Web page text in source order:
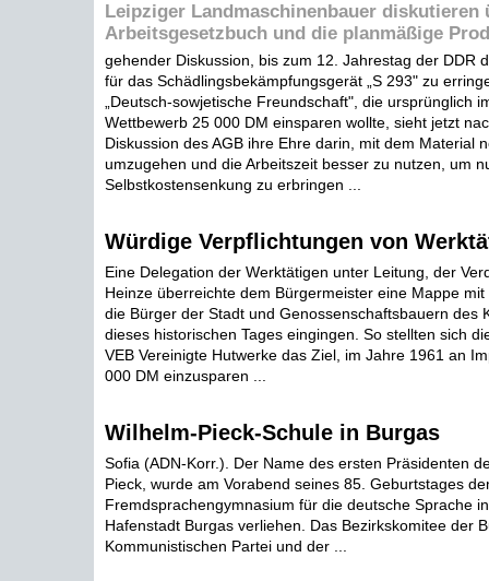
Leipziger Landmaschinenbauer diskutieren
Arbeitsgesetzbuch und die planmäßige
gehender Diskussion, bis zum 12. Jahrestag der DDR
für das Schädlingsbekämpfungsgerät „S 293" zu
„Deutsch-sowjetische Freundschaft", die ursprünglich
Wettbewerb 25 000 DM einsparen wollte, sieht jetzt
Diskussion des AGB ihre Ehre darin, mit dem Material
umzugehen und die Arbeitszeit besser zu nutzen, um
Selbstkostensenkung zu erbringen ...
Würdige Verpflichtungen von
Eine Delegation der Werktätigen unter Leitung, der
Heinze überreichte dem Bürgermeister eine Mappe
die Bürger der Stadt und Genossenschaftsbauern des
dieses historischen Tages eingingen. So stellten sich
VEB Vereinigte Hutwerke das Ziel, im Jahre 1961 an
000 DM einzusparen ...
Wilhelm-Pieck-Schule in Burgas
Sofia (ADN-Korr.). Der Name des ersten Präsidenten
Pieck, wurde am Vorabend seines 85. Geburtstages
Fremdsprachengymnasium für die deutsche Sprache
Hafenstadt Burgas verliehen. Das Bezirkskomitee der
Kommunistischen Partei und der ...